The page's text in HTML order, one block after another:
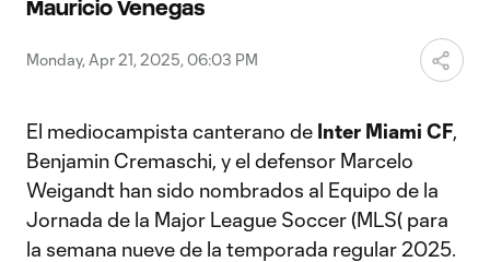
Mauricio Venegas
Monday, Apr 21, 2025, 06:03 PM
El mediocampista canterano de Inter Miami CF,
Benjamin Cremaschi, y el defensor Marcelo
Weigandt han sido nombrados al Equipo de la
Jornada de la Major League Soccer (MLS( para
la semana nueve de la temporada regular 2025.